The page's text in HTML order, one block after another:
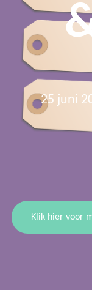
25 juni
Klik hier voor